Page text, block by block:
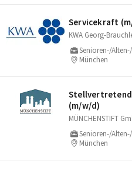
Servicekraft
KWA Georg-
Senioren-/
München
(m/​w/​d)
MÜNCHENSTIFT
Senioren-/
München